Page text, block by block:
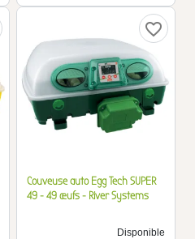
favorite_border
Couveuse auto Egg Tech SUPER
49 - 49 œufs - River Systems
Disponible